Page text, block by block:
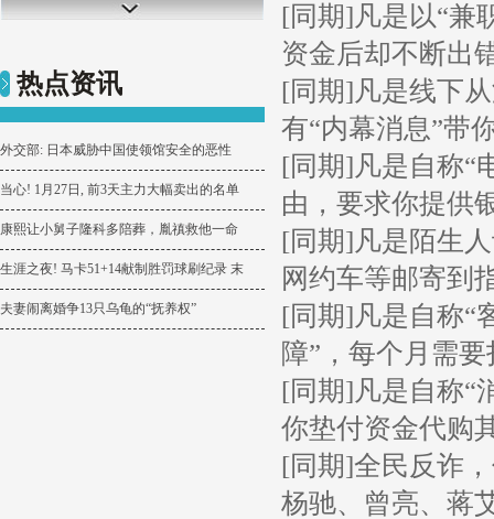
热点资讯
外交部: 日本威胁中国使领馆安全的恶性
当心! 1月27日, 前3天主力大幅卖出的名单
康熙让小舅子隆科多陪葬，胤禛救他一命
生涯之夜! 马卡51+14献制胜罚球刷纪录 末
夫妻闹离婚争13只乌龟的“抚养权”
[同期]凡是以“兼
资金后却不断出
[同期]凡是线下
有“内幕消息”带
[同期]凡是自称“
由，要求你提供
[同期]凡是陌生
网约车等邮寄到
[同期]凡是自称“
障”，每个月需
[同期]凡是自称“
你垫付资金代购
[同期]全民反诈
杨驰、曾亮、蒋